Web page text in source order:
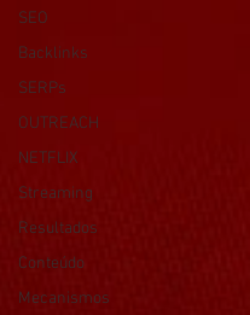
SEO
Backlinks
SERPs
OUTREACH
NETFLIX
Streaming
Resultados
Conteúdo
Mecanismos